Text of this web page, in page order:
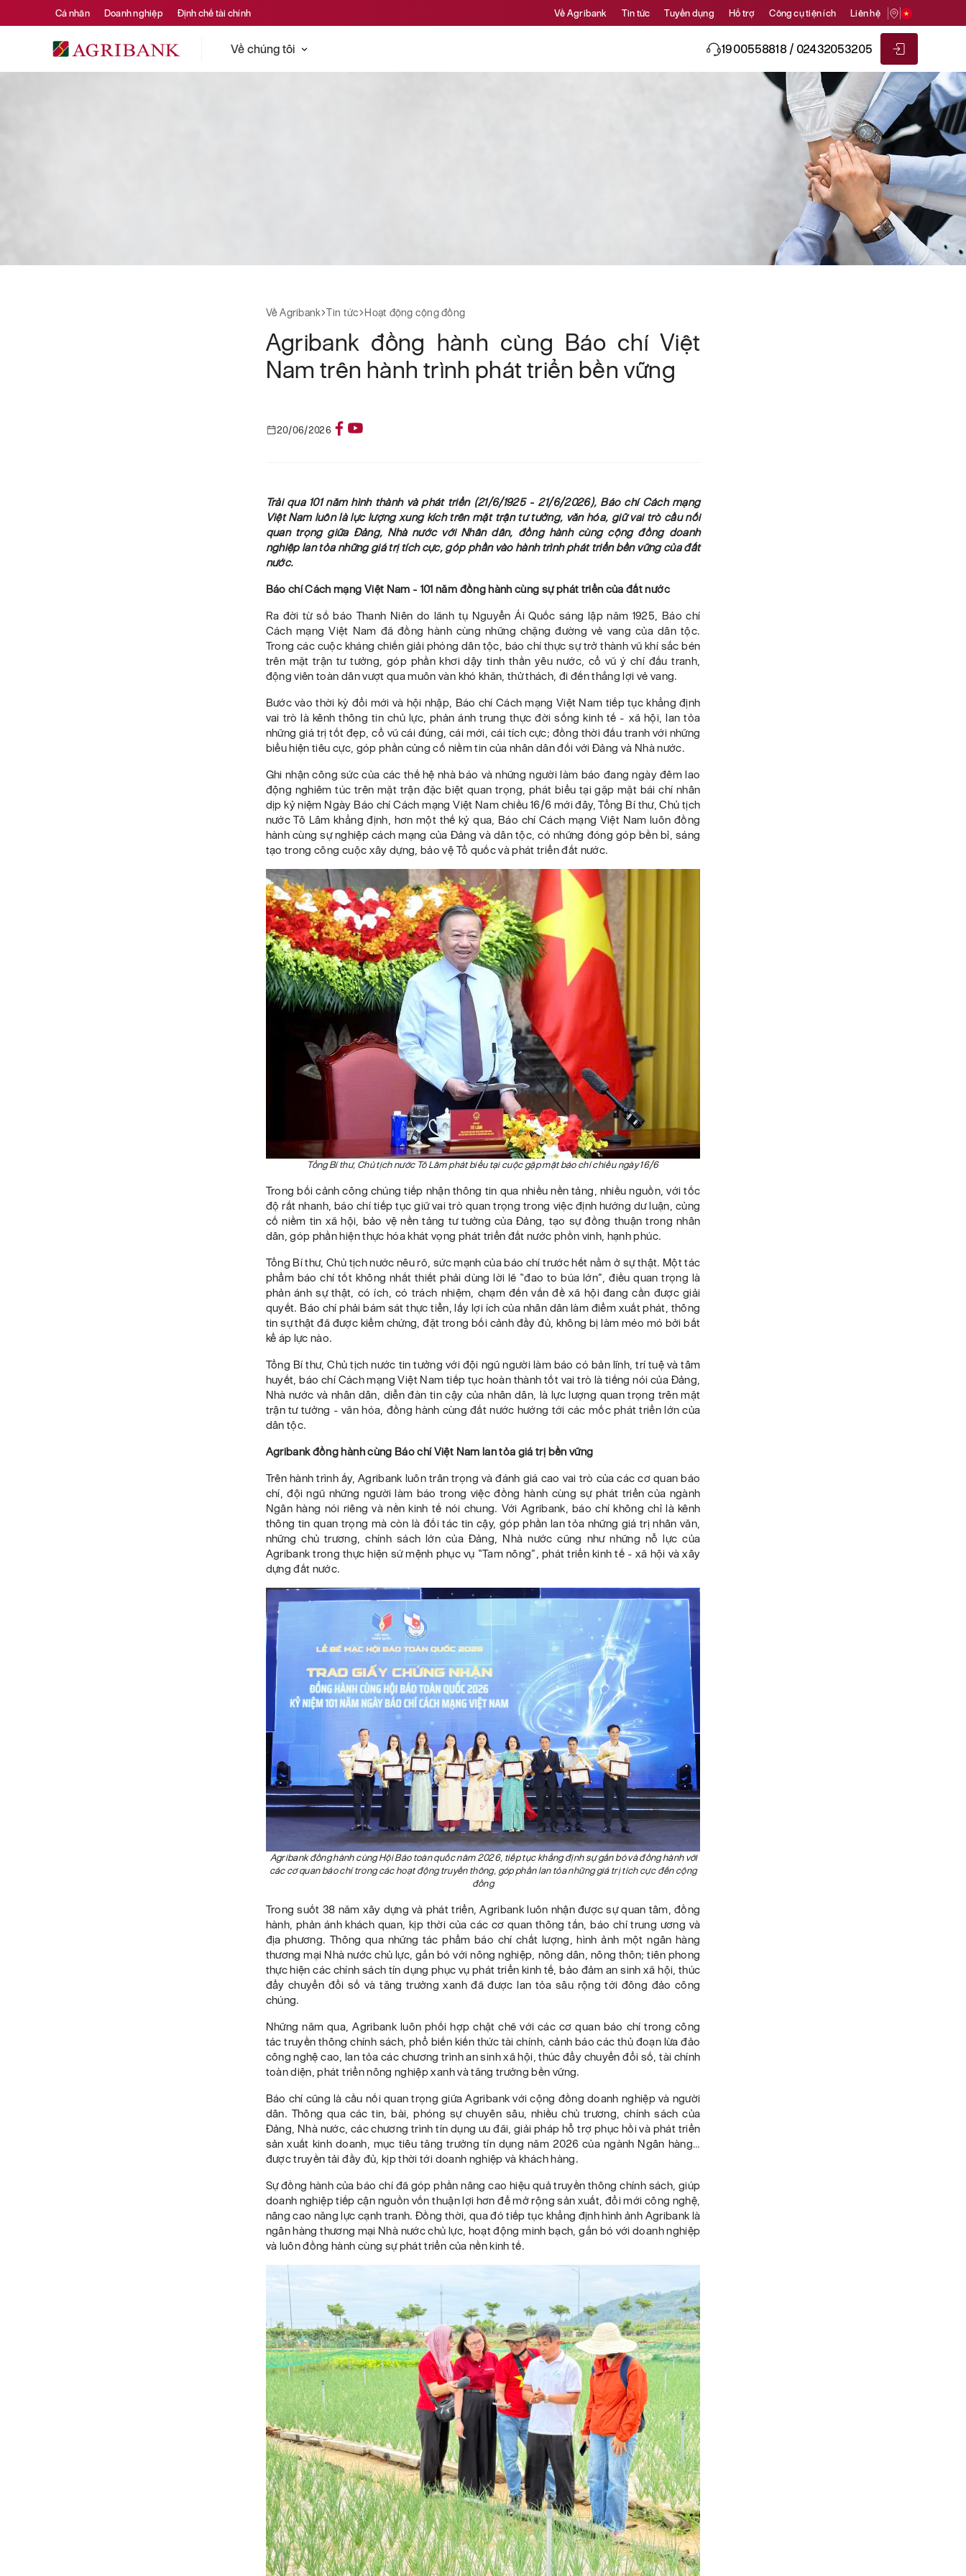
Cá nhân Doanh nghiệp Định chế tài chính Về Agribank Tin tức Tuyển dụng Hỗ trợ Công cụ tiện ích Liên hệ
Về chúng tôi 1900558818 / 02432053205
Về Agribank Tin tức Hoạt động cộng đồng
Agribank đồng hành cùng Báo chí Việt
Nam trên hành trình phát triển bền vững
20/06/2026
Trải qua 101 năm hình thành và phát triển (21/6/1925 - 21/6/2026), Báo chí Cách mạng
Việt Nam luôn là lực lượng xung kích trên mặt trận tư tưởng, văn hóa, giữ vai trò cầu nối
quan trọng giữa Đảng, Nhà nước với Nhân dân, đồng hành cùng cộng đồng doanh
nghiệp lan tỏa những giá trị tích cực, góp phần vào hành trình phát triển bền vững của đất
nước.
Báo chí Cách mạng Việt Nam - 101 năm đồng hành cùng sự phát triển của đất nước
Ra đời từ số báo Thanh Niên do lãnh tụ Nguyễn Ái Quốc sáng lập năm 1925, Báo chí
Cách mạng Việt Nam đã đồng hành cùng những chặng đường vẻ vang của dân tộc.
Trong các cuộc kháng chiến giải phóng dân tộc, báo chí thực sự trở thành vũ khí sắc bén
trên mặt trận tư tưởng, góp phần khơi dậy tinh thần yêu nước, cổ vũ ý chí đấu tranh,
động viên toàn dân vượt qua muôn vàn khó khăn, thử thách, đi đến thắng lợi vẻ vang.
Bước vào thời kỳ đổi mới và hội nhập, Báo chí Cách mạng Việt Nam tiếp tục khẳng định
vai trò là kênh thông tin chủ lực, phản ánh trung thực đời sống kinh tế - xã hội, lan tỏa
những giá trị tốt đẹp, cổ vũ cái đúng, cái mới, cái tích cực; đồng thời đấu tranh với những
biểu hiện tiêu cực, góp phần củng cố niềm tin của nhân dân đối với Đảng và Nhà nước.
Ghi nhận công sức của các thế hệ nhà báo và những người làm báo đang ngày đêm lao
động nghiêm túc trên mặt trận đặc biệt quan trọng, phát biểu tại gặp mặt bái chí nhân
dịp kỷ niệm Ngày Báo chí Cách mạng Việt Nam chiều 16/6 mới đây, Tổng Bí thư, Chủ tịch
nước Tô Lâm khẳng định, hơn một thế kỷ qua, Báo chí Cách mạng Việt Nam luôn đồng
hành cùng sự nghiệp cách mạng của Đảng và dân tộc, có những đóng góp bền bỉ, sáng
tạo trong công cuộc xây dựng, bảo vệ Tổ quốc và phát triển đất nước.
Tổng Bí thư, Chủ tịch nước Tô Lâm phát biểu tại cuộc gặp mặt báo chí chiều ngày 16/6
Trong bối cảnh công chúng tiếp nhận thông tin qua nhiều nền tảng, nhiều nguồn, với tốc
độ rất nhanh, báo chí tiếp tục giữ vai trò quan trọng trong việc định hướng dư luận, củng
cố niềm tin xã hội, bảo vệ nền tảng tư tưởng của Đảng, tạo sự đồng thuận trong nhân
dân, góp phần hiện thực hóa khát vọng phát triển đất nước phồn vinh, hạnh phúc.
Tổng Bí thư, Chủ tịch nước nêu rõ, sức mạnh của báo chí trước hết nằm ở sự thật. Một tác
phẩm báo chí tốt không nhất thiết phải dùng lời lẽ “đao to búa lớn”, điều quan trọng là
phản ánh sự thật, có ích, có trách nhiệm, chạm đến vấn đề xã hội đang cần được giải
quyết. Báo chí phải bám sát thực tiễn, lấy lợi ích của nhân dân làm điểm xuất phát, thông
tin sự thật đã được kiểm chứng, đặt trong bối cảnh đầy đủ, không bị làm méo mó bởi bất
kể áp lực nào.
Tổng Bí thư, Chủ tịch nước tin tưởng với đội ngũ người làm báo có bản lĩnh, trí tuệ và tâm
huyết, báo chí Cách mạng Việt Nam tiếp tục hoàn thành tốt vai trò là tiếng nói của Đảng,
Nhà nước và nhân dân, diễn đàn tin cậy của nhân dân, là lực lượng quan trọng trên mặt
trận tư tưởng - văn hóa, đồng hành cùng đất nước hướng tới các mốc phát triển lớn của
dân tộc.
Agribank đồng hành cùng Báo chí Việt Nam lan tỏa giá trị bền vững
Trên hành trình ấy, Agribank luôn trân trọng và đánh giá cao vai trò của các cơ quan báo
chí, đội ngũ những người làm báo trong việc đồng hành cùng sự phát triển của ngành
Ngân hàng nói riêng và nền kinh tế nói chung. Với Agribank, báo chí không chỉ là kênh
thông tin quan trọng mà còn là đối tác tin cậy, góp phần lan tỏa những giá trị nhân văn,
những chủ trương, chính sách lớn của Đảng, Nhà nước cũng như những nỗ lực của
Agribank trong thực hiện sứ mệnh phục vụ “Tam nông”, phát triển kinh tế - xã hội và xây
dựng đất nước.
Agribank đồng hành cùng Hội Báo toàn quốc năm 2026, tiếp tục khẳng định sự gắn bó và đồng hành với
các cơ quan báo chí trong các hoạt động truyền thông, góp phần lan tỏa những giá trị tích cực đến cộng
đồng
Trong suốt 38 năm xây dựng và phát triển, Agribank luôn nhận được sự quan tâm, đồng
hành, phản ánh khách quan, kịp thời của các cơ quan thông tấn, báo chí trung ương và
địa phương. Thông qua những tác phẩm báo chí chất lượng, hình ảnh một ngân hàng
thương mại Nhà nước chủ lực, gắn bó với nông nghiệp, nông dân, nông thôn; tiên phong
thực hiện các chính sách tín dụng phục vụ phát triển kinh tế, bảo đảm an sinh xã hội, thúc
đẩy chuyển đổi số và tăng trưởng xanh đã được lan tỏa sâu rộng tới đông đảo công
chúng.
Những năm qua, Agribank luôn phối hợp chặt chẽ với các cơ quan báo chí trong công
tác truyền thông chính sách, phổ biến kiến thức tài chính, cảnh báo các thủ đoạn lừa đảo
công nghệ cao, lan tỏa các chương trình an sinh xã hội, thúc đẩy chuyển đổi số, tài chính
toàn diện, phát triển nông nghiệp xanh và tăng trưởng bền vững.
Báo chí cũng là cầu nối quan trọng giữa Agribank với cộng đồng doanh nghiệp và người
dân. Thông qua các tin, bài, phóng sự chuyên sâu, nhiều chủ trương, chính sách của
Đảng, Nhà nước, các chương trình tín dụng ưu đãi, giải pháp hỗ trợ phục hồi và phát triển
sản xuất kinh doanh, mục tiêu tăng trưởng tín dụng năm 2026 của ngành Ngân hàng…
được truyền tải đầy đủ, kịp thời tới doanh nghiệp và khách hàng.
Sự đồng hành của báo chí đã góp phần nâng cao hiệu quả truyền thông chính sách, giúp
doanh nghiệp tiếp cận nguồn vốn thuận lợi hơn để mở rộng sản xuất, đổi mới công nghệ,
nâng cao năng lực cạnh tranh. Đồng thời, qua đó tiếp tục khẳng định hình ảnh Agribank là
ngân hàng thương mại Nhà nước chủ lực, hoạt động minh bạch, gắn bó với doanh nghiệp
và luôn đồng hành cùng sự phát triển của nền kinh tế.